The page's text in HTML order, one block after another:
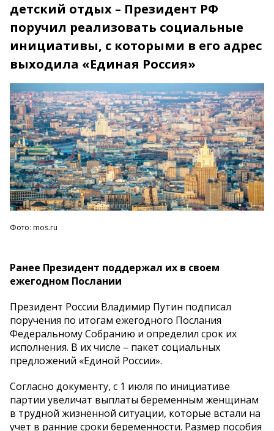
детский отдых – Президент РФ
поручил реализовать социальные
инициативы, с которыми в его адрес
выходила «Единая Россия»
Фото: mos.ru
Ранее Президент поддержал их в своем
ежегодном Послании
Президент России Владимир Путин подписал
поручения по итогам ежегодного Послания
Федеральному Собранию и определил срок их
исполнения. В их числе – пакет социальных
предложений «Единой России».
Согласно документу, с 1 июля по инициативе
партии увеличат выплаты беременным женщинам
в трудной жизненной ситуации, которые встали на
учет в ранние сроки беременности. Размер пособия